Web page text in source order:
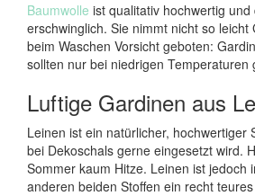
Baumwolle ist qualitativ hochwertig und
erschwinglich. Sie nimmt nicht so
beim Waschen Vorsicht geboten:
sollten nur bei niedrigen Temperaturen
Luftige Gardinen aus
Leinen ist ein natürlicher, hochwertiger
bei Dekoschals gerne eingesetzt wird.
Sommer kaum Hitze. Leinen ist jedoch
anderen beiden Stoffen ein recht